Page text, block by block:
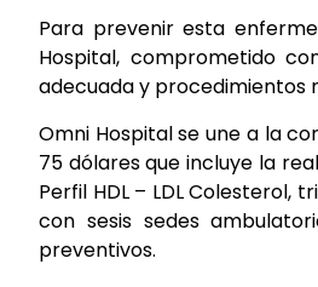
Para prevenir esta
Hospital, comprometido
adecuada y
Omni Hospital se une a la
75 dólares que incluye la
Perfil HDL – LDL Colesterol,
con sesis sedes
preventivos.